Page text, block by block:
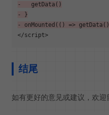
-   getData()
- }
- onMounted(() =>
结尾
如有更好的意见或建议，欢迎